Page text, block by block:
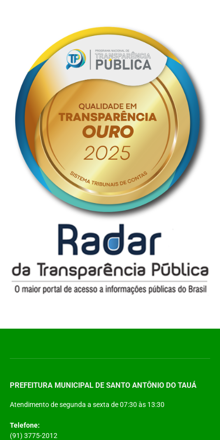
PREFEITURA MUNICIPAL DE SANTO ANTÔNIO DO TAUÁ
Atendimento de segunda a sexta de 07:30 às 13:30
Telefone:
(91) 3775-2012